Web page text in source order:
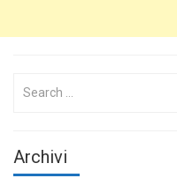
Search
Archivi